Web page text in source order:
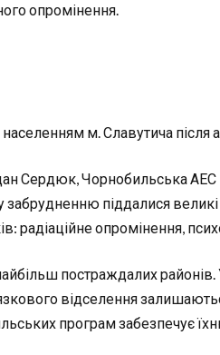
опромінення.
м. Славутича після
Сердюк, Чорнобильська АЕС
забрудненню піддалися
радіаційне опромінення,
постраждалих
відселення
програм забезпечує